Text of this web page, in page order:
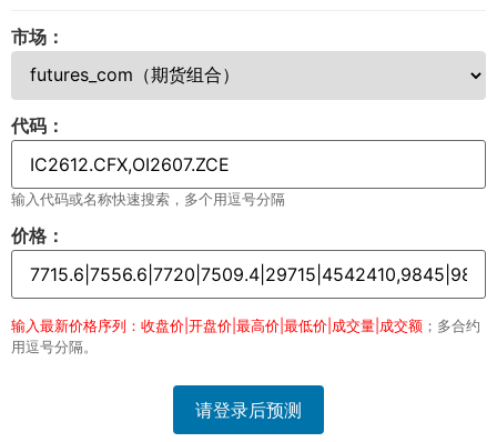
市场：
代码：
输入代码或名称快速搜索，多个用逗号分隔
价格：
输入最新价格序列：收盘价|开盘价|最高价|最低价|成交量|成交额 ；多合约
用逗号分隔。
请登录后预测